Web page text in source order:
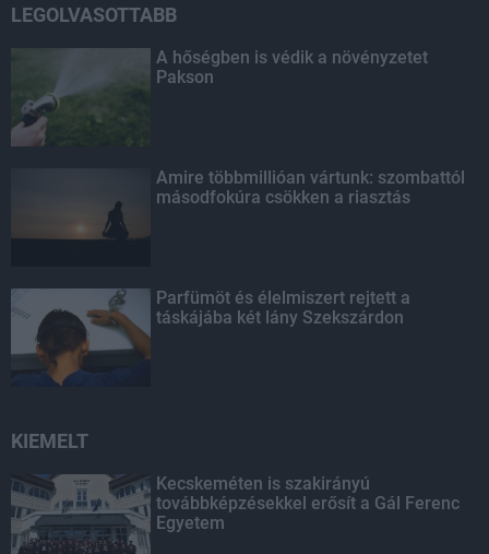
LEGOLVASOTTABB
A hőségben is védik a növényzetet
Pakson
Amire többmillióan vártunk: szombattól
másodfokúra csökken a riasztás
Parfümöt és élelmiszert rejtett a
táskájába két lány Szekszárdon
KIEMELT
Kecskeméten is szakirányú
továbbképzésekkel erősít a Gál Ferenc
Egyetem